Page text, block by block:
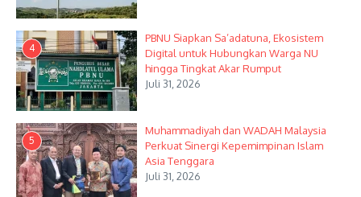
4
PBNU Siapkan Sa’adatuna, Ekosistem
Digital untuk Hubungkan Warga NU
hingga Tingkat Akar Rumput
Juli 31, 2026
5
Muhammadiyah dan WADAH Malaysia
Perkuat Sinergi Kepemimpinan Islam
Asia Tenggara
Juli 31, 2026